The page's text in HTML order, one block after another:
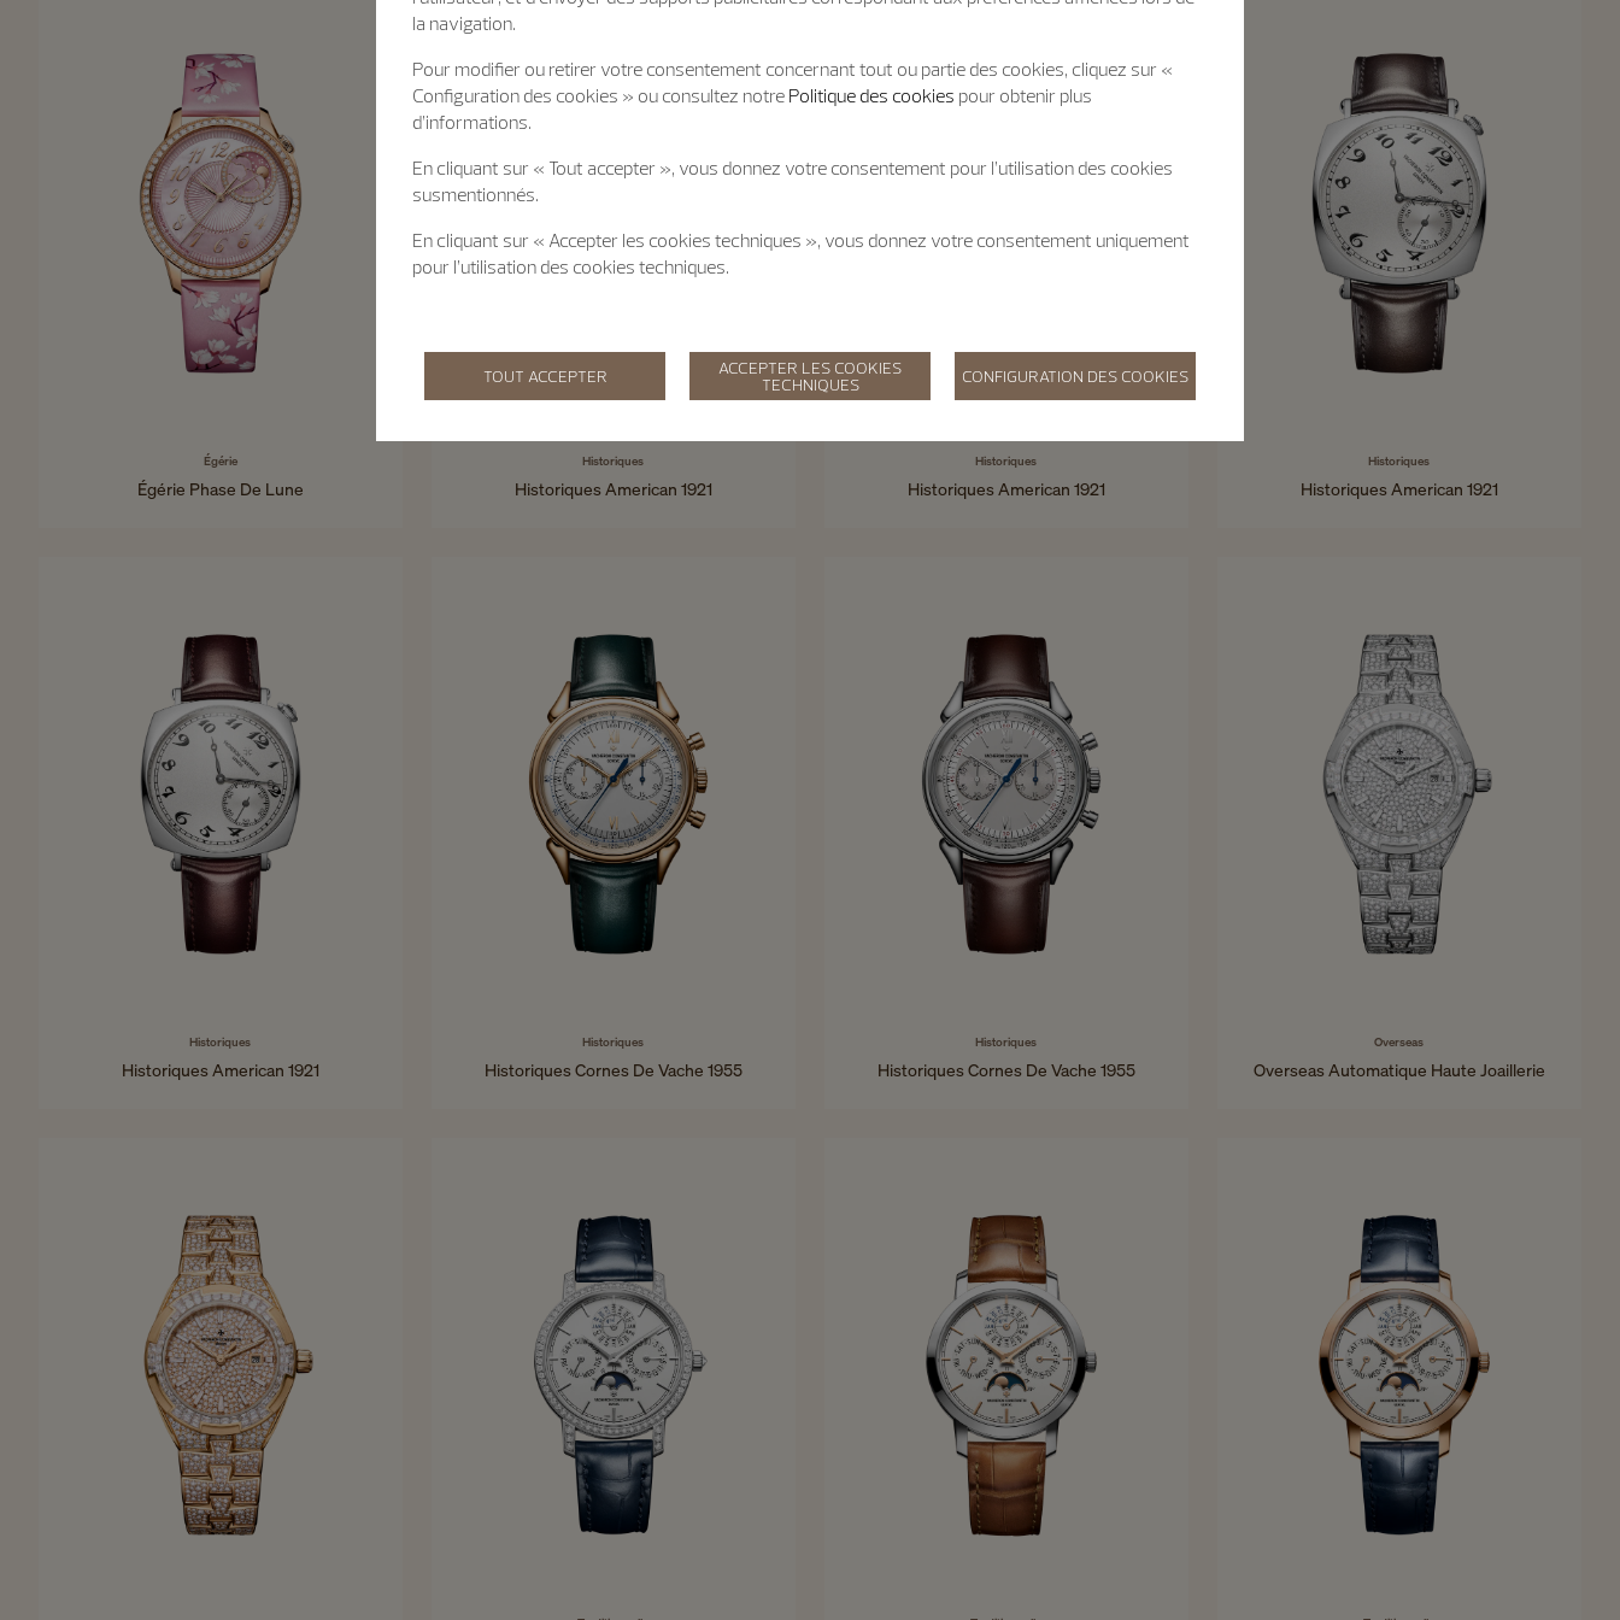
Égérie
Égérie Phase De Lune
Historiques
Historiques American 1921
Historiques
Historiques American 1921
Historiques
Historiques American 1921
Historiques
Historiques American 1921
Historiques
Historiques Cornes De Vache 1955
Historiques
Historiques Cornes De Vache 1955
Overseas
Overseas Automatique Haute Joaillerie
la navigation.
Pour modifier ou retirer votre consentement concernant tout ou partie des cookies, cliquez sur «
Configuration des cookies » ou consultez notre Politique des cookies pour obtenir plus
d’informations.
En cliquant sur « Tout accepter », vous donnez votre consentement pour l’utilisation des cookies
susmentionnés.
En cliquant sur « Accepter les cookies techniques », vous donnez votre consentement uniquement
pour l’utilisation des cookies techniques.
TOUT ACCEPTER ACCEPTER LES COOKIES
TECHNIQUES CONFIGURATION DES COOKIES